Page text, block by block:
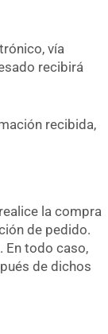
vía
recibirá
recibida,
la compra
de pedido.
En todo caso,
de dichos